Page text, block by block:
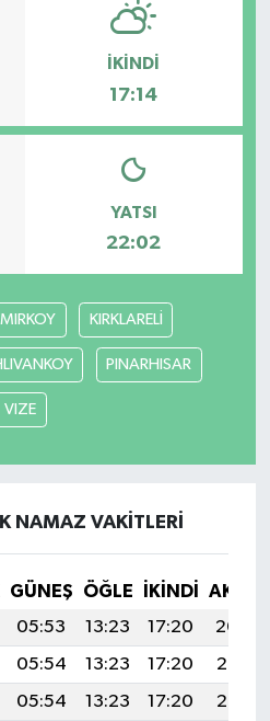
İKINDI
17:14
YATSI
22:02
KIRKLARELİ
PINARHISAR
VIZE
NAMAZ VAKITLERI
GÜNEŞ ÖĞLE İKINDI
05:53 13:23 17:20
20:44
05:54 13:23 17:20
20:43
05:54 13:23 17:20
20:42